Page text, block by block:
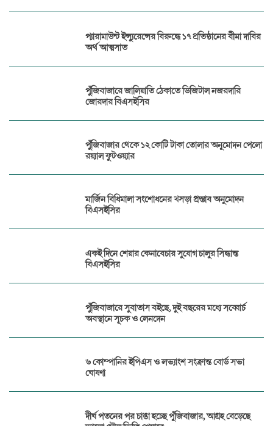
প্যারামাউন্ট ইন্স্যুরেন্সের বিরুদ্ধে ১৭ প্রতিষ্ঠানের বীমা দাবির
অর্থ আত্মসাত
পুঁজিবাজারে জালিয়াতি ঠেকাতে ডিজিটাল নজরদারি
জোরদার বিএসইসির
পুঁজিবাজার থেকে ১২ কোটি টাকা তোলার অনুমোদন পেলো
রয়্যাল ফুটওয়্যার
মার্জিন বিধিমালা সংশোধনের খসড়া প্রস্তাব অনুমোদন
বিএসইসির
একই দিনে শেয়ার কেনাবেচার সুযোগ চালুর সিদ্ধান্ত
বিএসইসির
পুঁজিবাজারে সুবাতাস বইছে, দুই বছরের মধ্যে সব্বোর্চ
অবস্থানে সূচক ও লেনদেন
৬ কোম্পানির ইপিএস ও লভ্যাংশ সংক্রান্ত বোর্ড সভা
ঘোষণা
দীর্ঘ পতনের পর চাঙা হচ্ছে পুঁজিবাজার, আগ্রহ বেড়েছে